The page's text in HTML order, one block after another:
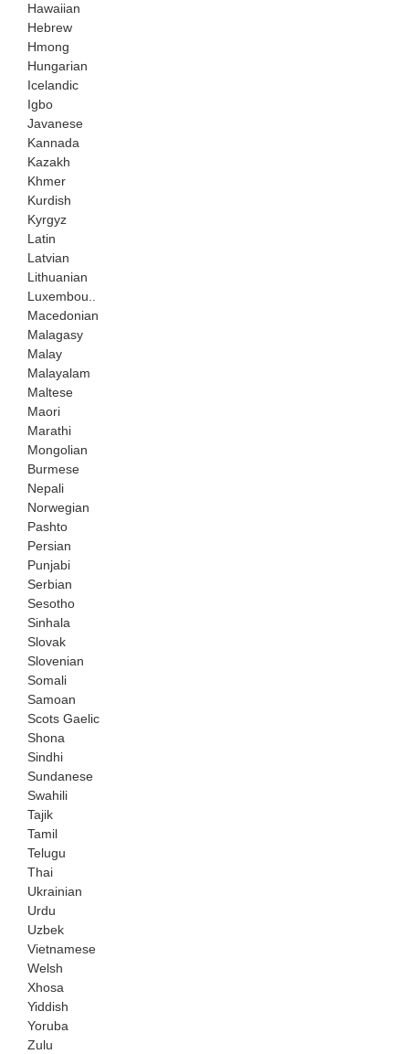
Hawaiian
Hebrew
Hmong
Hungarian
Icelandic
Igbo
Javanese
Kannada
Kazakh
Khmer
Kurdish
Kyrgyz
Latin
Latvian
Lithuanian
Luxembou..
Macedonian
Malagasy
Malay
Malayalam
Maltese
Maori
Marathi
Mongolian
Burmese
Nepali
Norwegian
Pashto
Persian
Punjabi
Serbian
Sesotho
Sinhala
Slovak
Slovenian
Somali
Samoan
Scots Gaelic
Shona
Sindhi
Sundanese
Swahili
Tajik
Tamil
Telugu
Thai
Ukrainian
Urdu
Uzbek
Vietnamese
Welsh
Xhosa
Yiddish
Yoruba
Zulu